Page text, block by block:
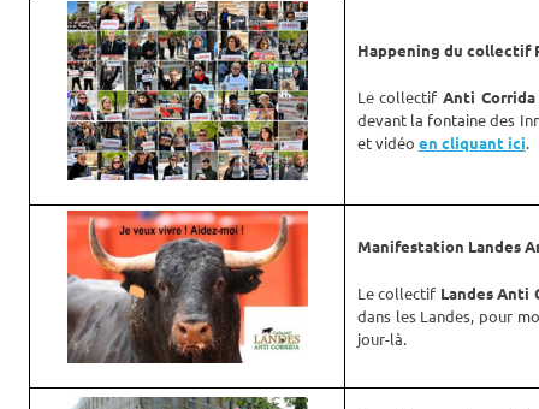
Happening du collectif
Le collectifAnti Corrida
devant la fontaine des
et vidéo en cliquant ici.
Manifestation Landes
Le collectif Landes Anti
dans les Landes, pour
jour-là.